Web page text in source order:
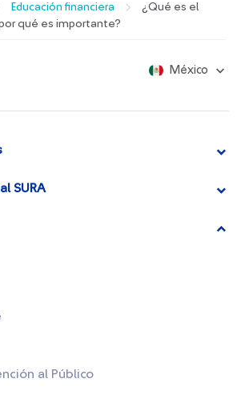
Educación financiera
¿Qué es el
qué es importante?
México
SURA
al Público